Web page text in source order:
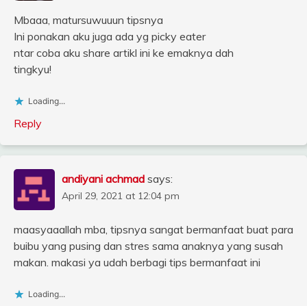
Mbaaa, matursuwuuun tipsnya
Ini ponakan aku juga ada yg picky eater
ntar coba aku share artikl ini ke emaknya dah
tingkyu!
Loading...
Reply
andiyani achmad says:
April 29, 2021 at 12:04 pm
maasyaaallah mba, tipsnya sangat bermanfaat buat para
buibu yang pusing dan stres sama anaknya yang susah
makan. makasi ya udah berbagi tips bermanfaat ini
Loading...